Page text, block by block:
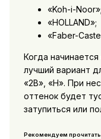
«Koh-i-Noor»;
«HOLLAND»;
«Faber-
Когда
лучший вариант
«2В», «Н». При
оттенок будет
затупиться или
Рекомендуем